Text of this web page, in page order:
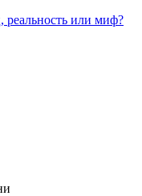
реальность или миф?